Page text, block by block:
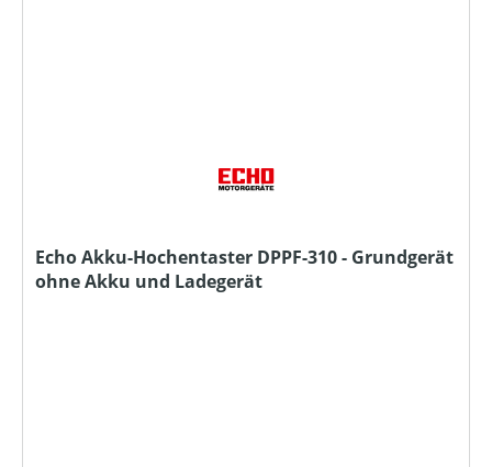
Echo Akku-Hochentaster DPPF-310 - Grundgerät
ohne Akku und Ladegerät